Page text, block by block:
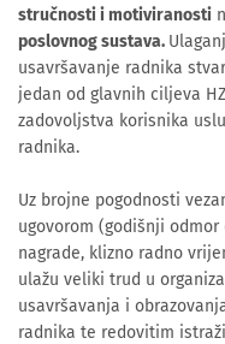
stručnosti i motiviranosti
poslovnog sustava.
usavršavanje radnika
jedan od glavnih ciljeva
zadovoljstva korisnika
radnika.
Uz brojne pogodnosti
ugovorom (godišnji
nagrade, klizno radno
ulažu veliki trud u
usavršavanja i
radnika te redovitim